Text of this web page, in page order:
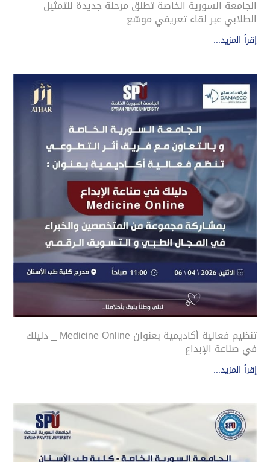
الجامعة السورية الخاصة تطلق مرحلة جديدة للتمثيل
الطلابي عبر لقاء تعريفي موسّع
إقرأ المزيد...
تنظيم فعالية أكاديمية بعنوان Medicine Online _ دليلك
في صناعة الإبداع
إقرأ المزيد...